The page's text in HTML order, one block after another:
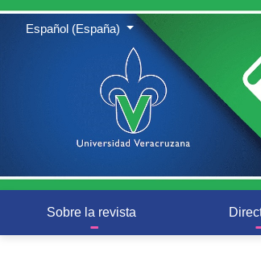
Archivos - Página 2
Sobre la revista
Cambiar el idioma. El actual es:
Español (España)